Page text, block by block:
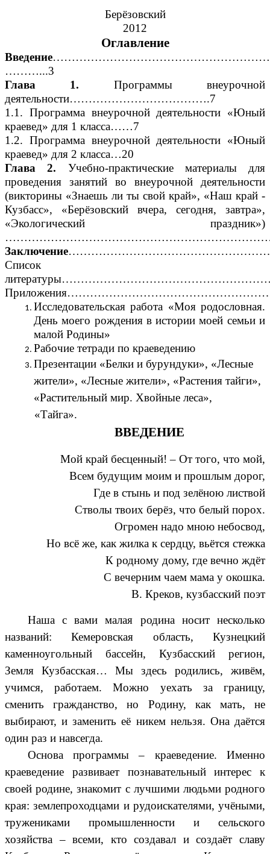
Берёзовский
2012
Оглавление
Введение
………...3
Глава 1. Программы внеурочной
деятельности……………………………….7
1.1. Программа внеурочной деятельности «Юный
краевед» для 1 класса……7
1.2. Программа внеурочной деятельности «Юный
краевед» для 2 класса…20
Глава 2. Учебно-практические материалы для
проведения занятий во внеурочной деятельности
(викторины «Знаешь ли ты свой край», «Наш край -
Кузбасс», «Берёзовский вчера, сегодня, завтра»,
«Экологический праздник»)
Заключение
Список
Исследовательская работа «Моя родословная.
День моего рождения в истории моей семьи и
малой Родины»
Рабочие тетради по краеведению
Презентации «Белки и бурундуки», «Лесные
жители», «Лесные жители», «Растения тайги»,
«Растительный мир. Хвойные леса»,
«Тайга».
ВВЕДЕНИЕ
Мой край бесценный! – От того, что мой,
Всем будущим моим и прошлым дорог,
Где в стынь и под зелёною листвой
Стволы твоих берёз, что белый порох.
Огромен надо мною небосвод,
Но всё же, как жилка к сердцу, вьётся стежка
К родному дому, где вечно ждёт
С вечерним чаем мама у окошка.
В. Креков, кузбасский поэт
Наша с вами малая родина носит несколько
названий: Кемеровская область, Кузнецкий
каменноугольный бассейн, Кузбасский регион,
Земля Кузбасская… Мы здесь родились, живём,
учимся, работаем. Можно уехать за границу,
сменить гражданство, но Родину, как мать, не
выбирают, и заменить её никем нельзя. Она даётся
один раз и навсегда.
Основа программы – краеведение. Именно
краеведение развивает познавательный интерес к
своей родине, знакомит с лучшими людьми родного
края: землепроходцами и рудоискателями, учёными,
тружениками промышленности и сельского
хозяйства – всеми, кто создавал и создаёт славу